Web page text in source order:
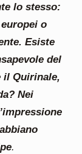
lo stesso:
o
Esiste
del
il Quirinale,
Nei
.